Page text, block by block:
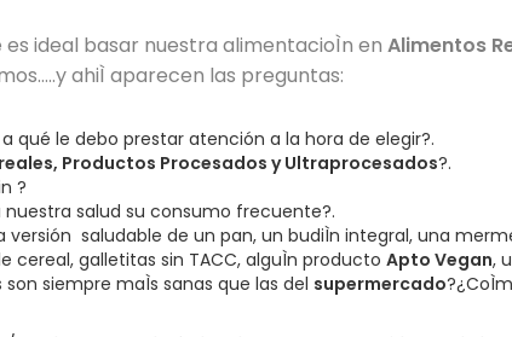
ideal basar nuestra alimentacioÌn en Alimentos
ahiÌ aparecen las preguntas:
qué le debo prestar atención a la hora de elegir?.
Productos Procesados y Ultraprocesados?.
?
salud su consumo frecuente?.
versión saludable de un pan, un budiÌn integral, una
galletitas sin TACC, alguÌn producto Apto Vegan,
siempre maÌs sanas que las del supermercado